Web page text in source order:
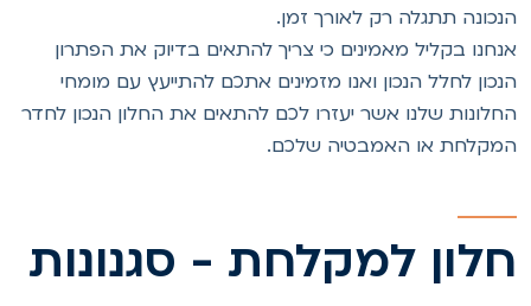
תתגלה רק לאורך זמן.
בקליל מאמינים כי צריך להתאים בדיוק את הפתרון
לחלל הנכון ואנו מזמינים אתכם להתייעץ עם מומחי
שלנו אשר יעזרו לכם להתאים את החלון הנכון לחדר
או האמבטיה שלכם.
למקלחת - סגנונות